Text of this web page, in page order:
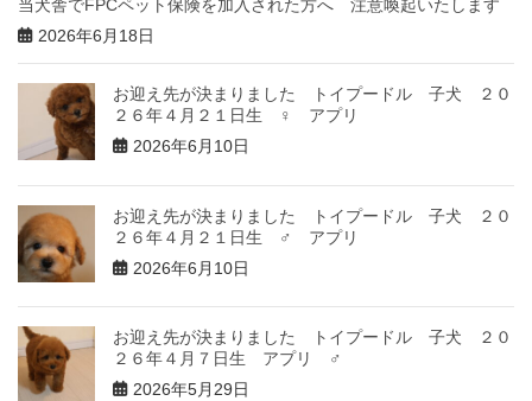
当犬舎でFPCペット保険を加入された方へ 注意喚起いたします
2026年6月18日
お迎え先が決まりました トイプードル 子犬 ２０
２６年４月２１日生 ♀ アプリ
2026年6月10日
お迎え先が決まりました トイプードル 子犬 ２０
２６年４月２１日生 ♂ アプリ
2026年6月10日
お迎え先が決まりました トイプードル 子犬 ２０
２６年４月７日生 アプリ ♂
2026年5月29日